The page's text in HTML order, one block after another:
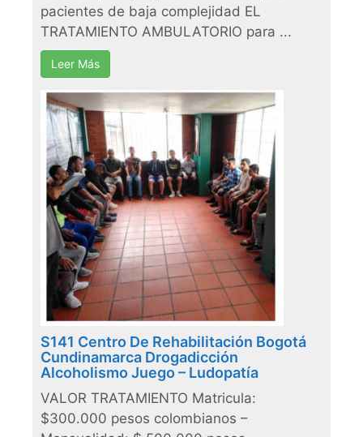
pacientes de baja complejidad EL
TRATAMIENTO AMBULATORIO para ...
Leer Más
S141 Centro De Rehabilitación Bogotá
Cundinamarca Drogadicción
Alcoholismo Juego – Ludopatía
VALOR TRATAMIENTO Matricula:
$300.000 pesos colombianos –